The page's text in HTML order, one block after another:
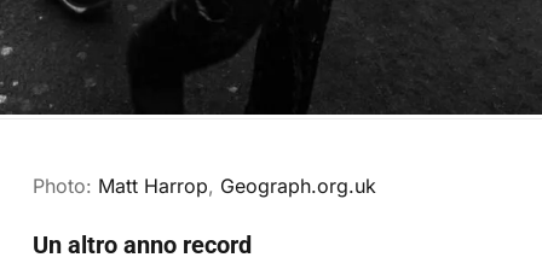
Photo: Matt Harrop, Geograph.org.uk
Un altro anno record